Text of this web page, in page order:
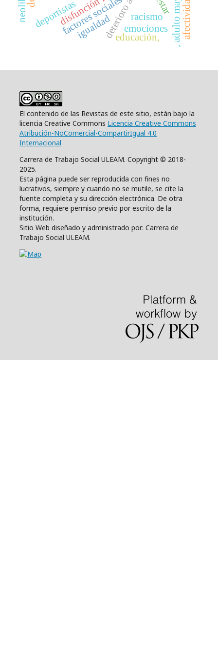
factores sociales , adulto mayor
deportistas emociones afectividad
racismo
educación,
igualdad
El contenido de las Revistas de este sitio, están bajo la
licencia Creative Commons Licencia Creative Commons
Atribución-NoComercial-CompartirIgual 4.0
Internacional
Carrera de Trabajo Social ULEAM. Copyright © 2018-
2025.
Esta página puede ser reproducida con fines no
lucrativos, siempre y cuando no se mutile, se cite la
fuente completa y su dirección electrónica. De otra
forma, requiere permiso previo por escrito de la
institución.
Sitio Web diseñado y administrado por: Carrera de
Trabajo Social ULEAM.